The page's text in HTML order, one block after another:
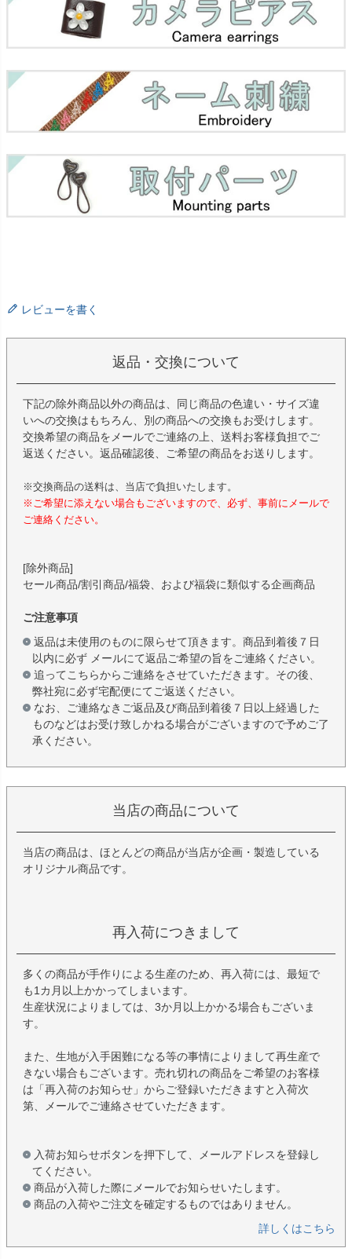
レビューを書く
返品・交換について
下記の除外商品以外の商品は、同じ商品の色違い・サイズ違
いへの交換はもちろん、別の商品への交換もお受けします。
交換希望の商品をメールでご連絡の上、送料お客様負担でご
返送ください。返品確認後、ご希望の商品をお送りします。
※交換商品の送料は、当店で負担いたします。
※ご希望に添えない場合もございますので、必ず、事前にメールで
ご連絡ください。
[除外商品]
セール商品/割引商品/福袋、および福袋に類似する企画商品
ご注意事項
返品は未使用のものに限らせて頂きます。商品到着後７日
以内に必ず メールにて返品ご希望の旨をご連絡ください。
追ってこちらからご連絡をさせていただきます。その後、
弊社宛に必ず宅配便にてご返送ください。
なお、ご連絡なきご返品及び商品到着後７日以上経過した
ものなどはお受け致しかねる場合がございますので予めご了
承ください。
当店の商品について
当店の商品は、ほとんどの商品が当店が企画・製造している
オリジナル商品です。
再入荷につきまして
多くの商品が手作りによる生産のため、再入荷には、最短で
も1カ月以上かかってしまいます。
生産状況によりましては、3か月以上かかる場合もございま
す。
また、生地が入手困難になる等の事情によりまして再生産で
きない場合もございます。売れ切れの商品をご希望のお客様
は「再入荷のお知らせ」からご登録いただきますと入荷次
第、メールでご連絡させていただきます。
入荷お知らせボタンを押下して、メールアドレスを登録し
てください。
商品が入荷した際にメールでお知らせいたします。
商品の入荷やご注文を確定するものではありません。
詳しくはこちら